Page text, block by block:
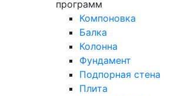
программ
Компоновка
Балка
Колонна
Фундамент
Подпорная стена
Плита